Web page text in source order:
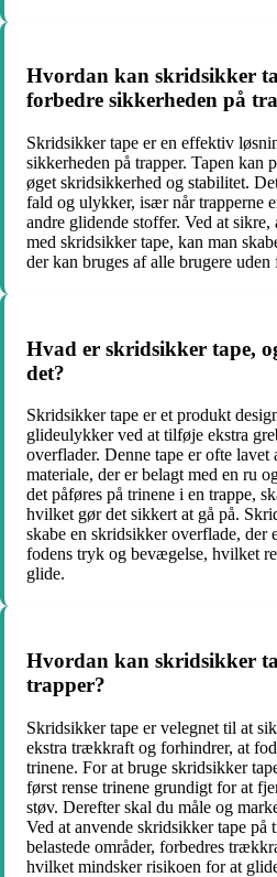
Hvordan kan skridsikker
forbedre sikkerheden på
Skridsikker tape er en effektiv
sikkerheden på trapper. Tapen kan
øget skridsikkerhed og stabilitet.
fald og ulykker, især når trapperne
andre glidende stoffer. Ved at sikre,
med skridsikker tape, kan man
der kan bruges af alle brugere
Hvad er skridsikker tape,
det?
Skridsikker tape er et produkt
glideulykker ved at tilføje ekstra
overflader. Denne tape er ofte lavet
materiale, der er belagt med en ru
det påføres på trinene i en trappe,
hvilket gør det sikkert at gå på.
skabe en skridsikker overflade, der
fodens tryk og bevægelse, hvilket
glide.
Hvordan kan skridsikker
trapper?
Skridsikker tape er velegnet til at
ekstra trækkraft og forhindrer, at
trinene. For at bruge skridsikker
først rense trinene grundigt for at
støv. Derefter skal du måle og
Ved at anvende skridsikker tape på
belastede områder, forbedres
hvilket mindsker risikoen for at